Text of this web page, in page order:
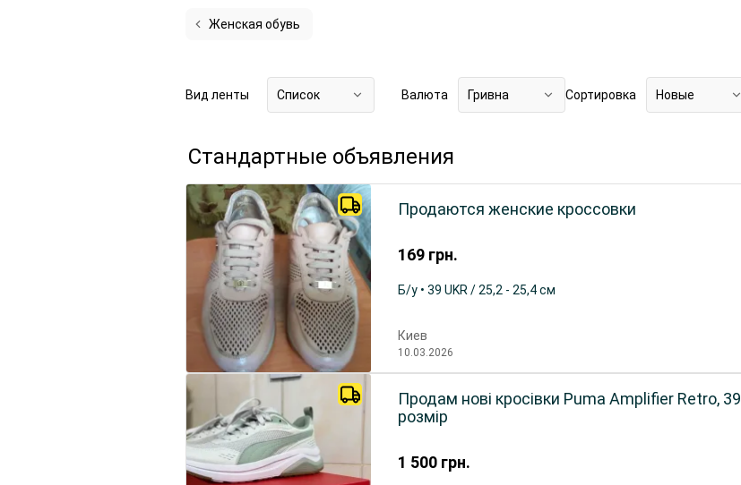
Женская обувь
Вид ленты Список Валюта Гривна Сортировка Новые
Стандартные объявления
169 грн.
Продаются женские кроссовки
Б/у • 39 UKR / 25,2 - 25,4 см
Киев
10.03.2026
1 500 грн.
Продам нові кросівки Puma Amplifier Retro, 39
розмір